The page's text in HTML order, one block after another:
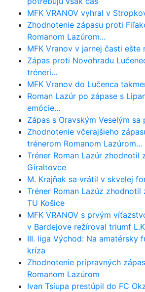
MFK VRANOV vyhral v
Zhodnotenie zápasu proti
Romanom Lazúrom...
MFK Vranov v jarnej časti ešte
Zápas proti Novohradu
tréneri...
MFK Vranov do Lučenca
Roman Lazúr po zápase s
emócie...
Zápas s Oravským Veselým sa
Zhodnotenie včerajšieho
trénerom Romanom Lazúrom...
Tréner Roman Lazúr zhodnotil
Giraltovce
M. Krajňak sa vrátil v skvelej
Tréner Roman Lazúz zhodnotil
TU Košice
MFK VRANOV s prvým
v Bardejove režíroval triumf
III. liga Východ: Na amatérsky
kríza
Zhodnotenie prípravných
Romanom Lazúrom
Ivan Tsiupa prestúpil do FC